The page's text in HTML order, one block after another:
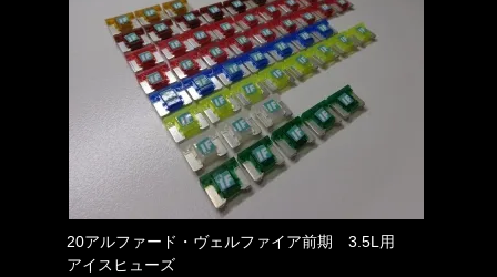
20アルファード・ヴェルファイア前期 3.5L用
アイスヒューズ